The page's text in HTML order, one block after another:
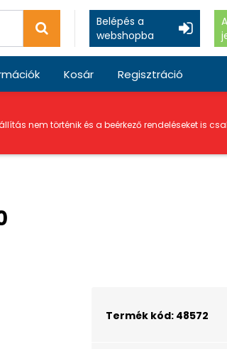
Belépés a
webshopba
Kosár Regisztráció
nem történik és a beérkező rendeléseket is
Termék kód: 48572